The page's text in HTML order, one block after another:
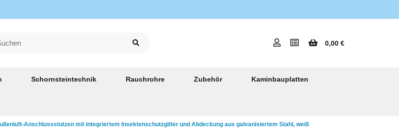
0,00 €
Schornsteintechnik Rauchrohre Zubehör Kaminbauplatten
Anschlussstutzen mit integriertem Insektenschutzgitter und Abdeckung aus galvanisiertem Stahl, weiß